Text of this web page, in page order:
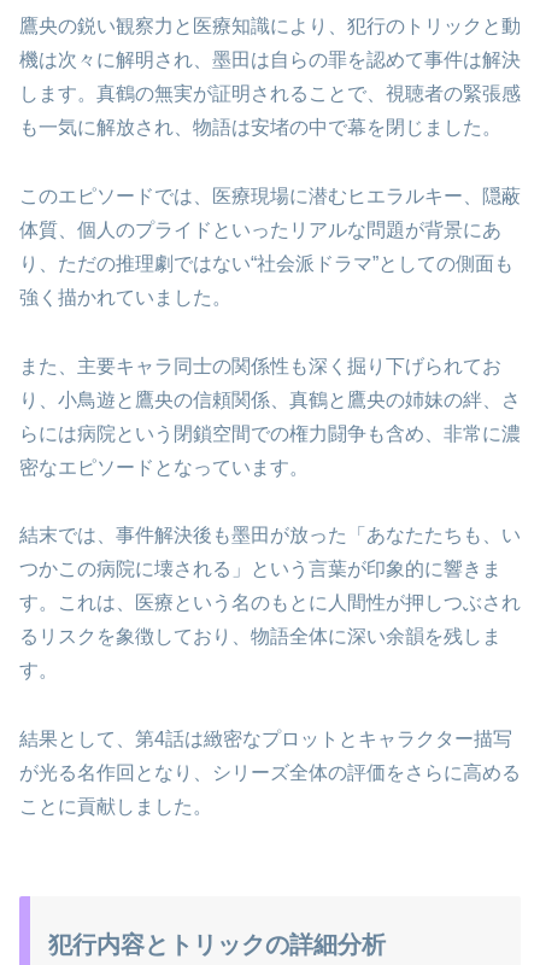
鷹央の鋭い観察力と医療知識により、犯行のトリックと動
機は次々に解明され、墨田は自らの罪を認めて事件は解決
します。真鶴の無実が証明されることで、視聴者の緊張感
も一気に解放され、物語は安堵の中で幕を閉じました。
このエピソードでは、医療現場に潜むヒエラルキー、隠蔽
体質、個人のプライドといったリアルな問題が背景にあ
り、ただの推理劇ではない“社会派ドラマ”としての側面も
強く描かれていました。
また、主要キャラ同士の関係性も深く掘り下げられてお
り、小鳥遊と鷹央の信頼関係、真鶴と鷹央の姉妹の絆、さ
らには病院という閉鎖空間での権力闘争も含め、非常に濃
密なエピソードとなっています。
結末では、事件解決後も墨田が放った「あなたたちも、い
つかこの病院に壊される」という言葉が印象的に響きま
す。これは、医療という名のもとに人間性が押しつぶされ
るリスクを象徴しており、物語全体に深い余韻を残しま
す。
結果として、第4話は緻密なプロットとキャラクター描写
が光る名作回となり、シリーズ全体の評価をさらに高める
ことに貢献しました。
犯行内容とトリックの詳細分析